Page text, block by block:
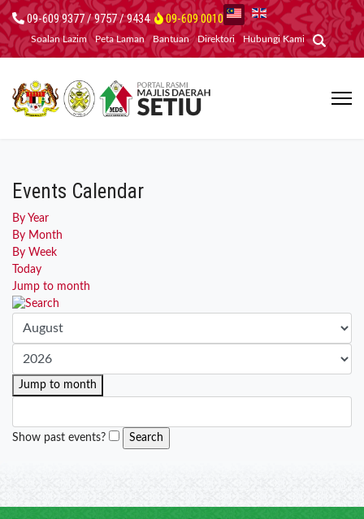
09-609 9377 / 9757 / 9434 09-609 0010
Soalan Lazim Peta Laman Bantuan Direktori Hubungi Kami
Events Calendar
By Year
By Month
By Week
Today
Jump to month
Jump to month
Show past events?